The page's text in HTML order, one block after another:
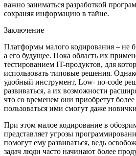
важно заниматься разработкой
сохраняя информацию в тайне.
Заключение
Платформы малого кодирования – не
а его будущее. Пока область их
тестированием IT-продуктов, для
использовать типовые решения.
удобный инструмент, Low- no-code
развиваться, а их возможности
что со временем они приобретут
пользоваться ими смогут даже
При этом малое кодирование в
представляет угрозы
помогут ему развиваться, ведь
задач люди часто начинают более